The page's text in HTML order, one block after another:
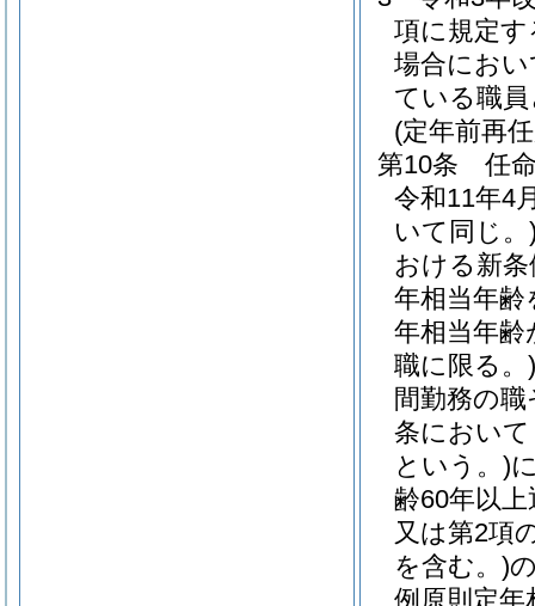
項に規定
場合にお
ている職
(定年前再
第10条
任
令和11年4
いて同じ。
おける新
年相当年
年相当年
職に限る。)
間勤務の
条において
という。)
齢60年以
又は第2項
を含む。)
例原則定年